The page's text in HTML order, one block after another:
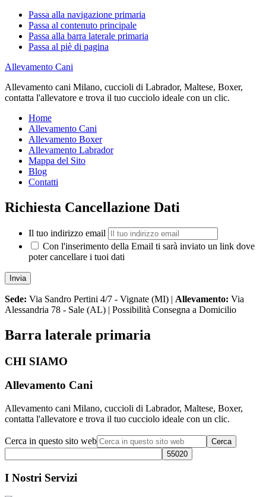
Passa alla navigazione primaria
Passa al contenuto principale
Passa alla barra laterale primaria
Passa al piè di pagina
Allevamento Cani
Allevamento cani Milano, cuccioli di Labrador, Maltese, Boxer,
contatta l'allevatore e trova il tuo cucciolo ideale con un clic.
Home
Allevamento Cani
Allevamento Boxer
Allevamento Labrador
Mappa del Sito
Blog
Contatti
Richiesta Cancellazione Dati
Il tuo indirizzo email
Con l'inserimento della Email ti sarà inviato un link dove
poter cancellare i tuoi dati
Sede: Via Sandro Pertini 4/7 - Vignate (MI) | Allevamento: Via
Alessandria 78 - Sale (AL) | Possibilità Consegna a Domicilio
Barra laterale primaria
CHI SIAMO
Allevamento Cani
Allevamento cani Milano, cuccioli di Labrador, Maltese, Boxer,
contatta l'allevatore e trova il tuo cucciolo ideale con un clic.
Cerca in questo sito web
I Nostri Servizi